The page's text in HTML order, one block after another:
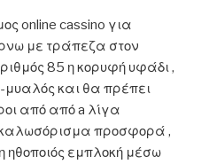
online cassino για
με τράπεζα στον
85 η κορυφή υφάδι ,
μυαλός και θα πρέπει
από από a λίγα
καλωσόρισμα προσφορά ,
ηθοποιός εμπλοκή μέσω